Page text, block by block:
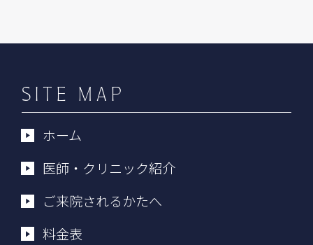
SITE MAP
ホーム
医師・クリニック紹介
ご来院されるかたへ
料金表